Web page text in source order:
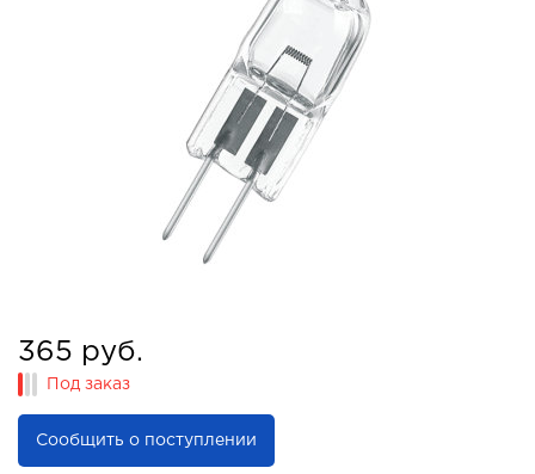
365 руб.
Под заказ
Сообщить о поступлении